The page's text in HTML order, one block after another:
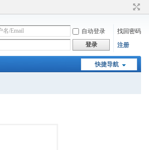
自动登录
找回密码
登录 注册
快捷导航